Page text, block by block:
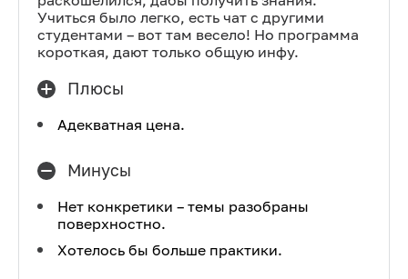
Учиться было легко, есть чат с другими
студентами – вот там весело! Но программа
короткая, дают только общую инфу.
Плюсы
Адекватная цена.
Минусы
Нет конкретики – темы разобраны
поверхностно.
Хотелось бы больше практики.